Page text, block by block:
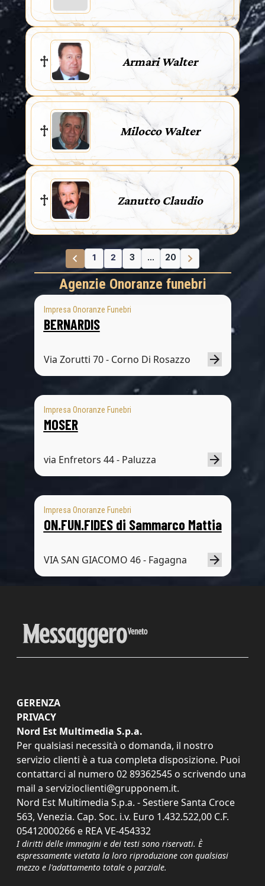
Armari Walter
Milocco Walter
Zanutto Claudio
1 2 3 ... 20
Agenzie Onoranze funebri
Impresa Onoranze Funebri
BERNARDIS
Via Zorutti 70 - Corno Di Rosazzo
Impresa Onoranze Funebri
MOSER
via Enfretors 44 - Paluzza
Impresa Onoranze Funebri
ON.FUN.FIDES di Sammarco Mattia
VIA SAN GIACOMO 46 - Fagagna
GERENZA
PRIVACY
Nord Est Multimedia S.p.a.
Per qualsiasi necessità o domanda, il nostro
servizio clienti è a tua completa disposizione. Puoi
contattarci al numero 02 89362545 o scrivendo una
mail a servizioclienti@grupponem.it.
Nord Est Multimedia S.p.a. - Sestiere Santa Croce
563, Venezia. Cap. Soc. i.v. Euro 1.432.522,00 C.F.
05412000266 e REA VE-454332
I diritti delle immagini e dei testi sono riservati. È
espressamente vietata la loro riproduzione con qualsiasi
mezzo e l'adattamento totale o parziale.